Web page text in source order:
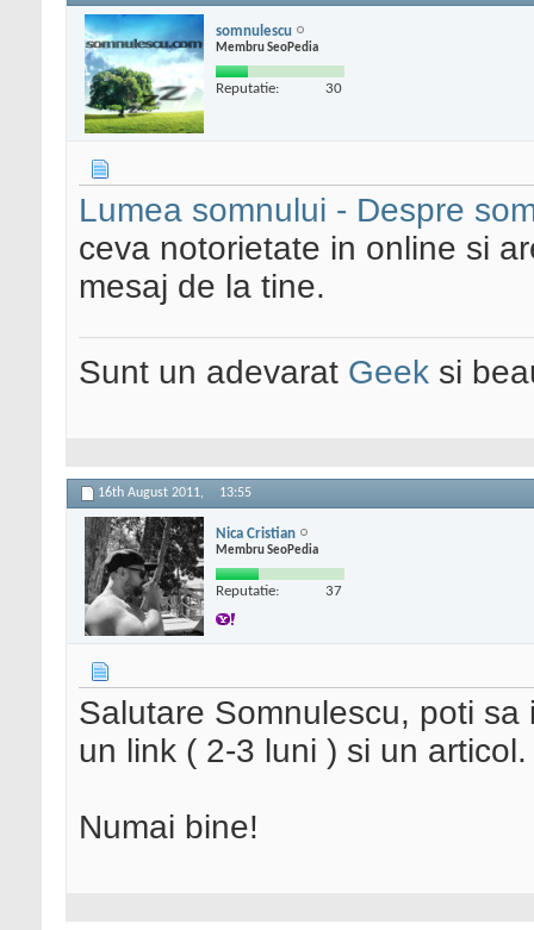
somnulescu
Membru SeoPedia
Reputatie: 30
Lumea somnului - Despre
ceva notorietate in online si
mesaj de la tine.
Sunt un adevarat Geek si
16th August 2011, 13:55
Nica Cristian
Membru SeoPedia
Reputatie: 37
Salutare Somnulescu, poti
un link ( 2-3 luni ) si un articol.
Numai bine!